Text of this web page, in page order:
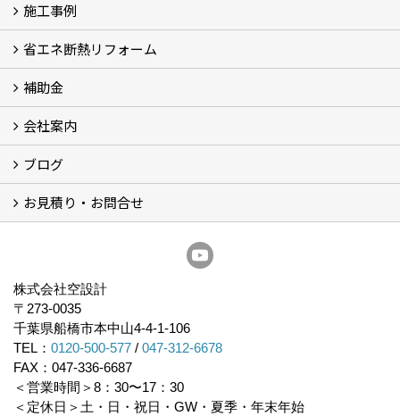
空設計の耐震診断
耐震診断と耐震補強 動画
耐震診断レポート
減災セミナー・耐震基準と熊本地震 動画
耐震診断と耐震補強 解説
耐震診断Q&A
施工事例
施工事例
浴室の劣化改修と耐震補強 動画
浴室の劣化改修と耐震補強①
浴室の劣化改修と耐震補強②
省エネ断熱リフォーム
省エネ診断
省エネリフォーム
補助金
住宅性能表示制度
住宅断熱改修促進事業補助金2026
給湯省エネ2026
先進的窓リノベ2026
長期優良住宅化リフォーム推進事業
市川市耐震補助金
船橋市耐震補助金
浦安市耐震補助金
松戸市耐震補助金
四街道市耐震補助金
佐倉市耐震補助金
成田市耐震補助金
会社案内
経営理念／ご挨拶
会社概要
メディア掲載
リフォーム産業新聞掲載
表彰
スタッフ紹介
アクセス
不動産探し
プライバシーポリシー
ブログ
いちかわ新聞連載コラム
人生の歩き方
空設計通信
まもりとそなえ
豆知識
お見積り・お問合せ
耐震省エネ補助金無料相談会
株式会社空設計
〒273-0035
千葉県船橋市本中山4-4-1-106
TEL： 0120-500-577 / 047-312-6678
FAX：047-336-6687
＜営業時間＞8：30〜17：30
＜定休日＞土・日・祝日・GW・夏季・年末年始